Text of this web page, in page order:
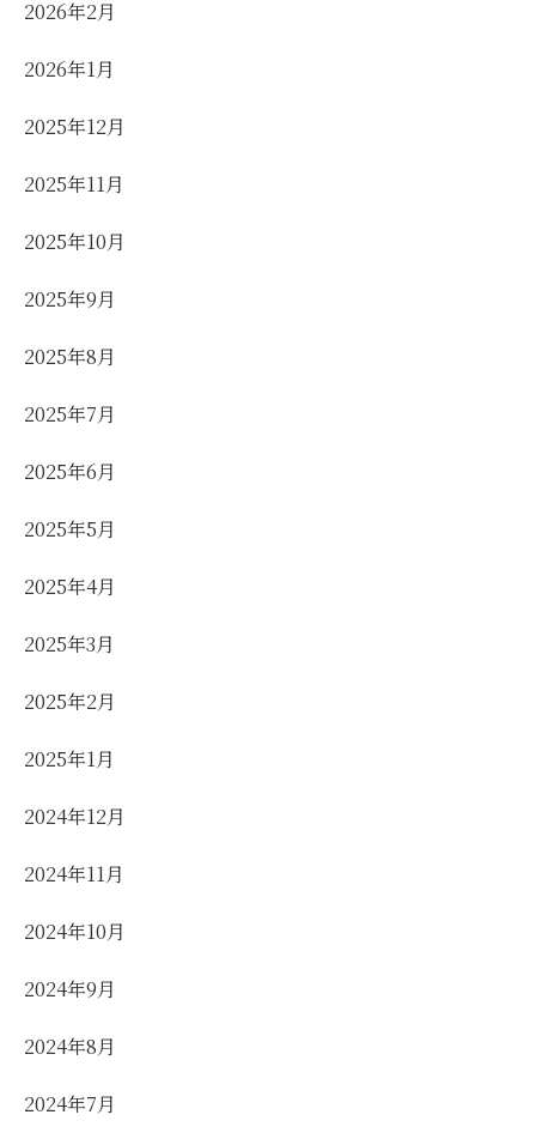
2026年2月
2026年1月
2025年12月
2025年11月
2025年10月
2025年9月
2025年8月
2025年7月
2025年6月
2025年5月
2025年4月
2025年3月
2025年2月
2025年1月
2024年12月
2024年11月
2024年10月
2024年9月
2024年8月
2024年7月